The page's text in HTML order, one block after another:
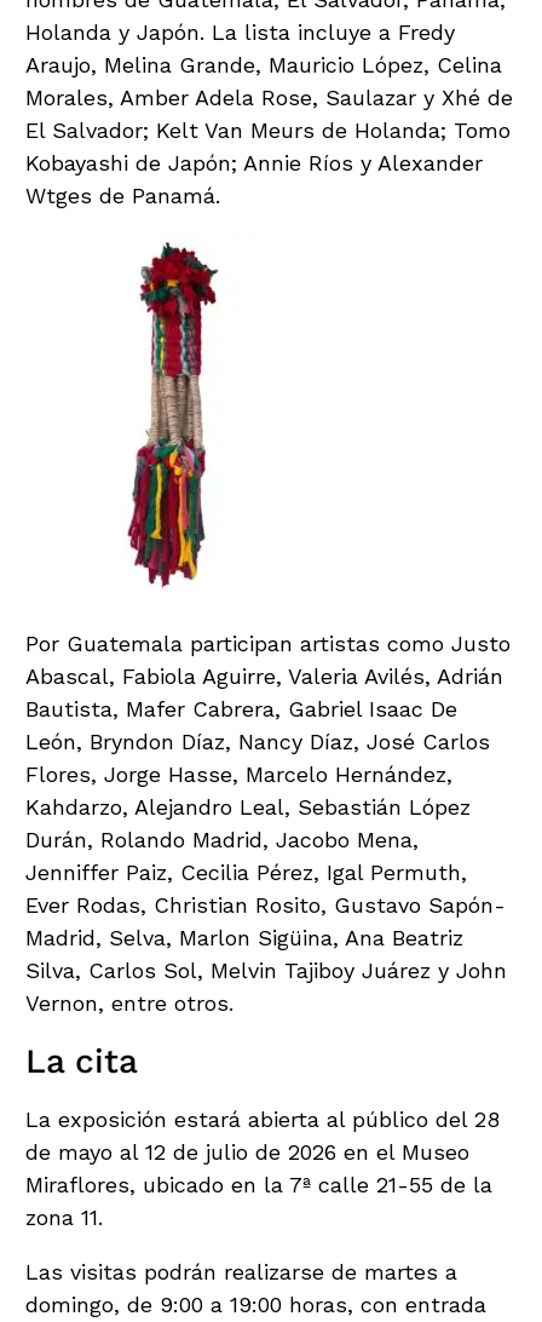
Holanda y Japón. La lista incluye a Fredy
Araujo, Melina Grande, Mauricio López, Celina
Morales, Amber Adela Rose, Saulazar y Xhé de
El Salvador; Kelt Van Meurs de Holanda; Tomo
Kobayashi de Japón; Annie Ríos y Alexander
Wtges de Panamá.
Por Guatemala participan artistas como Justo
Abascal, Fabiola Aguirre, Valeria Avilés, Adrián
Bautista, Mafer Cabrera, Gabriel Isaac De
León, Bryndon Díaz, Nancy Díaz, José Carlos
Flores, Jorge Hasse, Marcelo Hernández,
Kahdarzo, Alejandro Leal, Sebastián López
Durán, Rolando Madrid, Jacobo Mena,
Jenniffer Paiz, Cecilia Pérez, Igal Permuth,
Ever Rodas, Christian Rosito, Gustavo Sapón-
Madrid, Selva, Marlon Sigüina, Ana Beatriz
Silva, Carlos Sol, Melvin Tajiboy Juárez y John
Vernon, entre otros.
La cita
La exposición estará abierta al público del 28
de mayo al 12 de julio de 2026 en el Museo
Miraflores, ubicado en la 7ª calle 21-55 de la
zona 11.
Las visitas podrán realizarse de martes a
domingo, de 9:00 a 19:00 horas, con entrada